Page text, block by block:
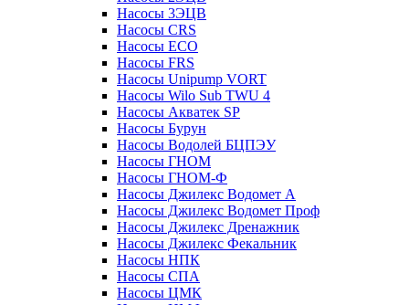
Насосы 3ЭЦВ
Насосы CRS
Насосы ECO
Насосы FRS
Насосы Unipump VORT
Насосы Wilo Sub TWU 4
Насосы Акватек SP
Насосы Бурун
Насосы Водолей БЦПЭУ
Насосы ГНОМ
Насосы ГНОМ-Ф
Насосы Джилекс Водомет А
Насосы Джилекс Водомет Проф
Насосы Джилекс Дренажник
Насосы Джилекс Фекальник
Насосы НПК
Насосы СПА
Насосы ЦМК